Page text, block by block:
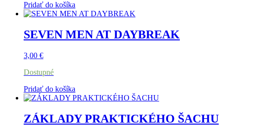
Pridať do košíka
SEVEN MEN AT DAYBREAK
3,00 €
Dostupné
Pridať do košíka
ZÁKLADY PRAKTICKÉHO ŠACHU